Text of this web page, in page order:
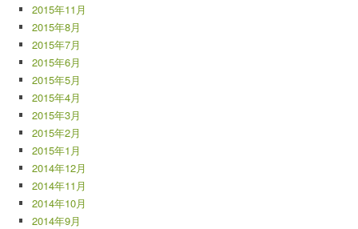
2015年11月
2015年8月
2015年7月
2015年6月
2015年5月
2015年4月
2015年3月
2015年2月
2015年1月
2014年12月
2014年11月
2014年10月
2014年9月